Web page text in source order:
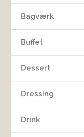
Bagværk
Buffet
Dessert
Dressing
Drink